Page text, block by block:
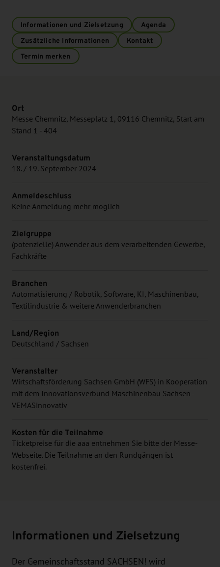
Informationen und Zielsetzung
Agenda
Zusätzliche Informationen
Kontakt
Termin merken
Ort
Messe Chemnitz, Messeplatz 1, 09116 Chemnitz, Start am
Stand 1 - 404
Veranstaltungsdatum
18. / 19. September 2024
Anmeldeschluss
Keine Anmeldung mehr möglich
Zielgruppe
(potenzielle) Anwender aus dem verarbeitenden Gewerbe,
Fachkräfte
Branchen
Automatisierung / Robotik, Software, KI, Maschinenbau,
Textilindustrie & weitere Anwenderbranchen
Land/Region
Deutschland / Sachsen
Veranstalter
Wirtschaftsförderung Sachsen GmbH (WFS) in Kooperation
mit dem Innovationsverbund Maschinenbau Sachsen -
VEMASinnovativ
Kosten für die Teilnahme
Ticketpreise für die aaa entnehmen Sie bitte der Messe-
Webseite. Die Teilnahme an den Rundgängen ist
kostenfrei.
Informationen und Zielsetzung
Der Gemeinschaftsstand SACHSEN! wird